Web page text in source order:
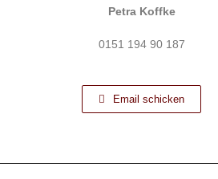
Petra Koffke
0151 194 90 187
Email schicken